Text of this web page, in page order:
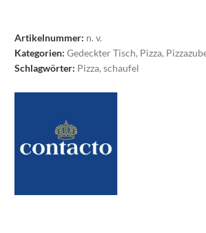
Artikelnummer: n. v.
Kategorien: Gedeckter Tisch, Pizza,
Schlagwörter: Pizza, schaufel